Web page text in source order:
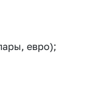
евро);